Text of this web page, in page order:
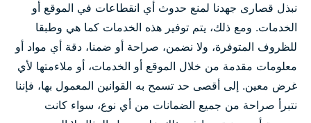
نبذل قصارى جهدنا لمنع حدوث أي انقطاعات في الموقع أو
الخدمات. ومع ذلك، يتم توفير هذه الخدمات كما هي وطبقا
للظروف المتوفرة، ولا نضمن، صراحة أو ضمنا، دقة أي مواد أو
معلومات مقدمة من خلال الموقع أو الخدمات، أو ملاءمتها لأي
غرض معين. إلى أقصى حد تسمح به القوانين المعمول بها، فإننا
نتبرأ صراحة من جميع الضمانات من أي نوع، سواء كانت